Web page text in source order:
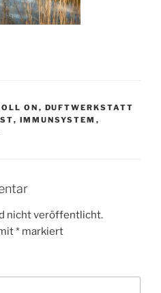
ON , DUFTWERKSTATT
, IMMUNSYSTEM ,
nicht veröffentlicht.
* markiert